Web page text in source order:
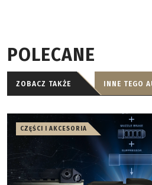
POLECANE
ZOBACZ TAKŻE INNE TEGO
CZĘŚCI I AKCESORIA